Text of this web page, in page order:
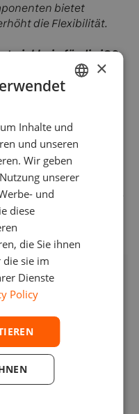
bietet
die Flexibilität.
für die iOS-
aus nur drei
Zeit erfolgreich
Bibliotheken für
Kern
zeigte den
Integrationen mobiler
GERMAN
SPANISH
×
Inhalte und
und unseren
Wir geben
unserer
und
diese
die Sie ihnen
die sie im
Dienste
Policy